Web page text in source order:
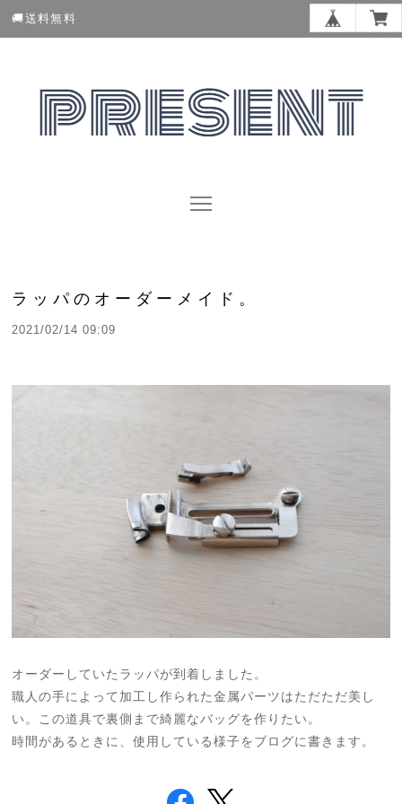
🚚送料無料
ラッパのオーダーメイド。
2021/02/14 09:09
オーダーしていたラッパが到着しました。
職人の手によって加工し作られた金属パーツはただただ美し
い。この道具で裏側まで綺麗なバッグを作りたい。
時間があるときに、使用している様子をブログに書きます。